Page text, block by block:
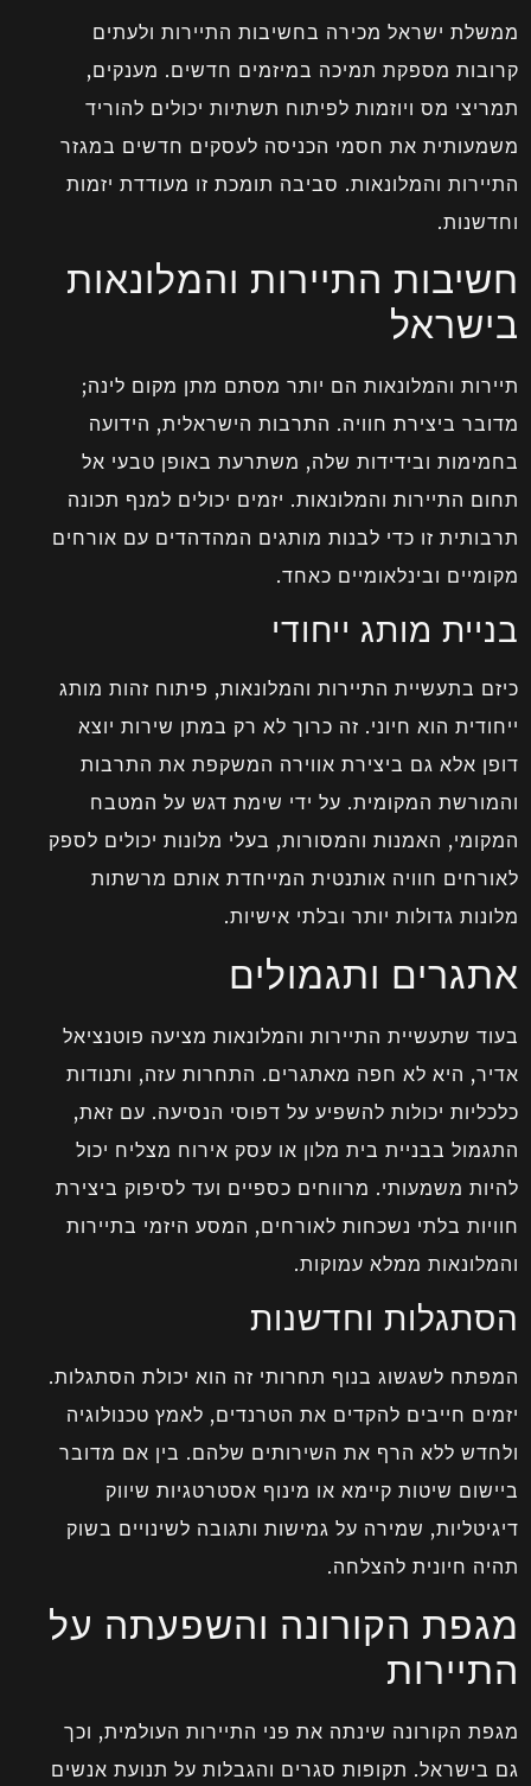
ממשלת ישראל מכירה בחשיבות התיירות ולעתים
קרובות מספקת תמיכה במיזמים חדשים. מענקים,
תמריצי מס ויוזמות לפיתוח תשתיות יכולים להוריד
משמעותית את חסמי הכניסה לעסקים חדשים במגזר
התיירות והמלונאות. סביבה תומכת זו מעודדת יזמות
וחדשנות.
חשיבות התיירות והמלונאות
בישראל
תיירות והמלונאות הם יותר מסתם מתן מקום לינה;
מדובר ביצירת חוויה. התרבות הישראלית, הידועה
בחמימות ובידידות שלה, משתרעת באופן טבעי אל
תחום התיירות והמלונאות. יזמים יכולים למנף תכונה
תרבותית זו כדי לבנות מותגים המהדהדים עם אורחים
מקומיים ובינלאומיים כאחד.
בניית מותג ייחודי
כיזם בתעשיית התיירות והמלונאות, פיתוח זהות מותג
ייחודית הוא חיוני. זה כרוך לא רק במתן שירות יוצא
דופן אלא גם ביצירת אווירה המשקפת את התרבות
והמורשת המקומית. על ידי שימת דגש על המטבח
המקומי, האמנות והמסורות, בעלי מלונות יכולים לספק
לאורחים חוויה אותנטית המייחדת אותם מרשתות
מלונות גדולות יותר ובלתי אישיות.
אתגרים ותגמולים
בעוד שתעשיית התיירות והמלונאות מציעה פוטנציאל
אדיר, היא לא חפה מאתגרים. התחרות עזה, ותנודות
כלכליות יכולות להשפיע על דפוסי הנסיעה. עם זאת,
התגמול בבניית בית מלון או עסק אירוח מצליח יכול
להיות משמעותי. מרווחים כספיים ועד לסיפוק ביצירת
חוויות בלתי נשכחות לאורחים, המסע היזמי בתיירות
והמלונאות ממלא עמוקות.
הסתגלות וחדשנות
המפתח לשגשוג בנוף תחרותי זה הוא יכולת הסתגלות.
יזמים חייבים להקדים את הטרנדים, לאמץ טכנולוגיה
ולחדש ללא הרף את השירותים שלהם. בין אם מדובר
ביישום שיטות קיימא או מינוף אסטרטגיות שיווק
דיגיטליות, שמירה על גמישות ותגובה לשינויים בשוק
תהיה חיונית להצלחה.
מגפת הקורונה והשפעתה על
התיירות
מגפת הקורונה שינתה את פני התיירות העולמית, וכך
גם בישראל. תקופות סגרים והגבלות על תנועת אנשים